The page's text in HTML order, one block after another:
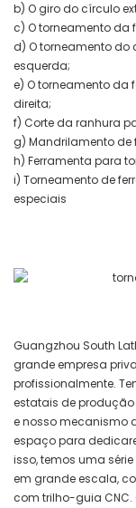
b) O giro do círculo
c) O torneamento da
d) O torneamento do
esquerda;
e) O torneamento da
direita;
f) Corte da ranhura
g) Mandrilamento
h) Ferramenta para
i) Torneamento de
especiais
Guangzhou South
grande empresa
profissionalmente.
estatais de
e nosso mecanismo
espaço para
isso, temos uma
em grande escala,
com trilho-guia CNC.